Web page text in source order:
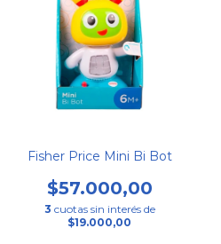
Fisher Price Mini Bi Bot
$57.000,00
3 cuotas sin interés de
$19.000,00